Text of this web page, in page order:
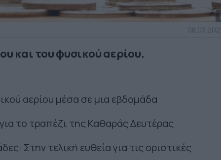
και του φυσικού αερίου.
αερίου μέσα σε μια εβδομάδα
το τραπέζι της Καθαράς Δευτέρας
Στην τελική ευθεία για τις οριστικές